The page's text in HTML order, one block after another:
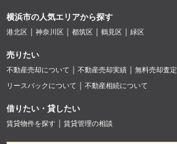
横浜市の人気エリアから探す
港北区 神奈川区 都筑区 鶴見区 緑区
売りたい
不動産売却について 不動産売却実績
無料売却査定
リースバックについて
不動産相続について
借りたい・貸したい
賃貸物件を探す 賃貸管理の相談